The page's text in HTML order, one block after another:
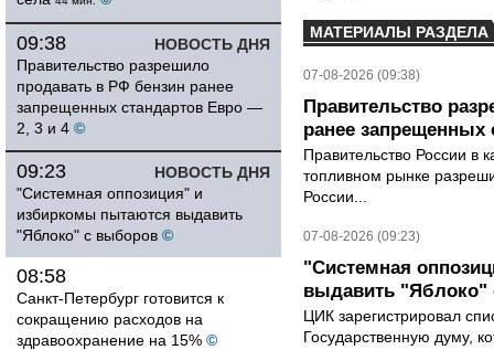
НОВОСТЬ ДНЯ
09:38
Правительство разрешило
продавать в РФ бензин ранее
запрещенных стандартов Евро —
2, 3 и 4 ©
НОВОСТЬ ДНЯ
09:23
"Системная оппозиция" и
избиркомы пытаются выдавить
"Яблоко" с выборов ©
08:58
Санкт-Петербург готовится к
сокращению расходов на
здравоохранение на 15% ©
МАТЕРИАЛЫ РАЗДЕЛА
07-08-2026 (09:38)
Правительство
ранее запрещенных
Правительство России в
топливном рынке
России...
07-08-2026 (09:23)
"Системная
выдавить "Яблоко"
ЦИК зарегистрировал
Государственную думу,